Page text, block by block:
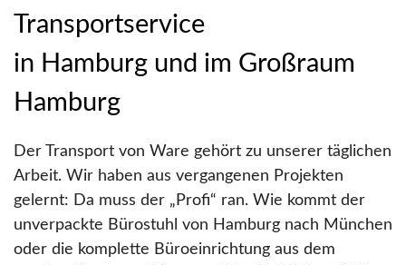
Transportservice
in Hamburg und im Großraum
Hamburg
Der Transport von Ware gehört zu unserer täglichen
Arbeit. Wir haben aus vergangenen Projekten
gelernt: Da muss der „Profi“ ran. Wie kommt der
unverpackte Bürostuhl von Hamburg nach München
oder die komplette Büroeinrichtung aus dem